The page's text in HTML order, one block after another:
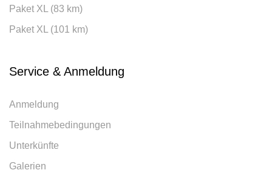
Paket XL (83 km)
Paket XL (101 km)
Service & Anmeldung
Anmeldung
Teilnahmebedingungen
Unterkünfte
Galerien